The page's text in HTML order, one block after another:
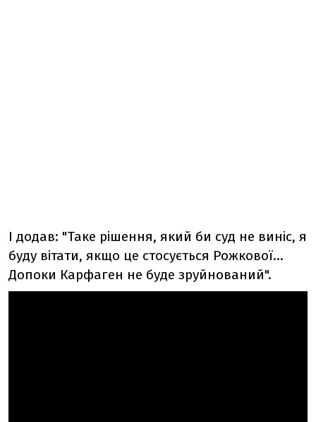
І додав: "Таке рішення, який би суд не виніс, я
буду вітати, якщо це стосується Рожкової...
Допоки Карфаген не буде зруйнований".